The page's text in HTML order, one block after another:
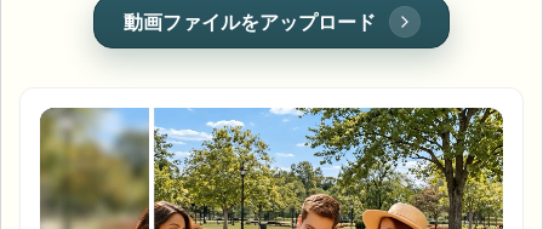
すべての例を見る
サンプルライブラリ全体を閲覧する
顔をぼかす
ナンバープレートをぼかす
Browse every blur tool in one place
ナンバープレートをぼかす
学校・教育
キャンパスカメラ、講義、地区の一括プライバシー
リソース
動画ファイルをアップロード